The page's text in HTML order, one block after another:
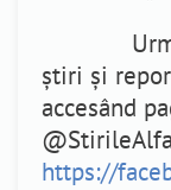
știri și
accesând
https://